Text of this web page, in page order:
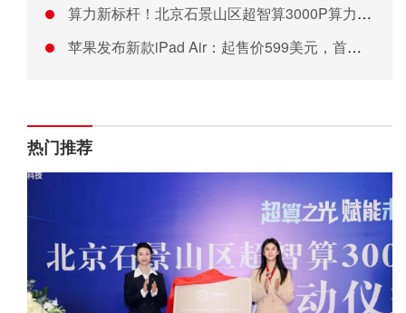
算力新标杆！北京石景山区超智算3000P算力中心建设正式启动
苹果发布新款iPad Air：起售价599美元，首次推出更大
热门推荐